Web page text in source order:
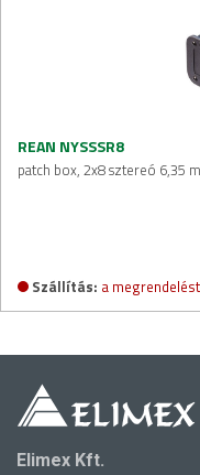
REAN NYSSSR8
patch box, 2x8 sztereó 6,35
Szállítás: a
Elimex Kft.